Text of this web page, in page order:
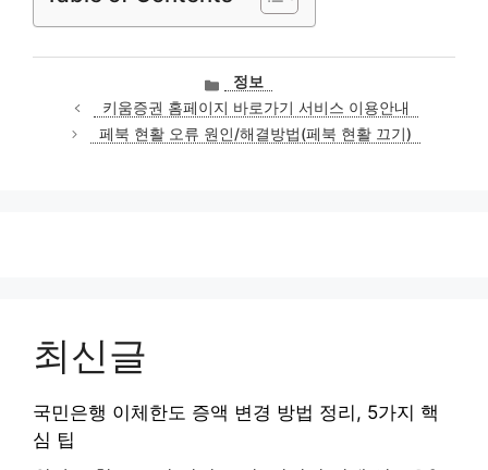
카
테
고
리
정보
키움증권 홈페이지 바로가기 서비스 이용안내
페북 현활 오류 원인/해결방법(페북 현활 끄기)
최신글
국민은행 이체한도 증액 변경 방법 정리, 5가지 핵
심 팁